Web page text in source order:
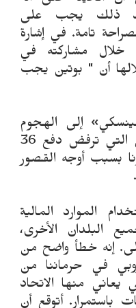
ذلك يجب على
تامة. في إشارة
خلال مشاركته في
أن " بوتين يجب
إلى الهجوم
على مفوضية الاتحاد الأوروبي التي ترفض دفع 36
بسبب أوجه القصور
الموارد المالية
البلدان الأخرى،
إنه خطأ واضح من
في حرماننا من
يعاني منها الاتحاد
باستمرار. أتوقع أن